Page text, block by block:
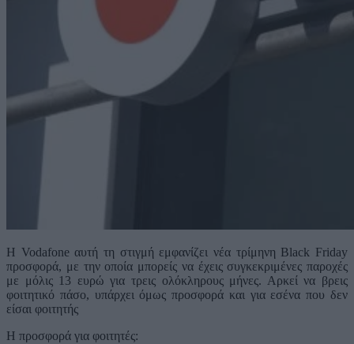
H Vodafone αυτή τη στιγμή εμφανίζει νέα τρίμηνη Black Friday
προσφορά, με την οποία μπορείς να έχεις συγκεκριμένες παροχές
με μόλις 13 ευρώ για τρεις ολόκληρους μήνες. Αρκεί να βρεις
φοιτητικό πάσο, υπάρχει όμως προσφορά και για εσένα που δεν
είσαι φοιτητής
Η προσφορά για φοιτητές: